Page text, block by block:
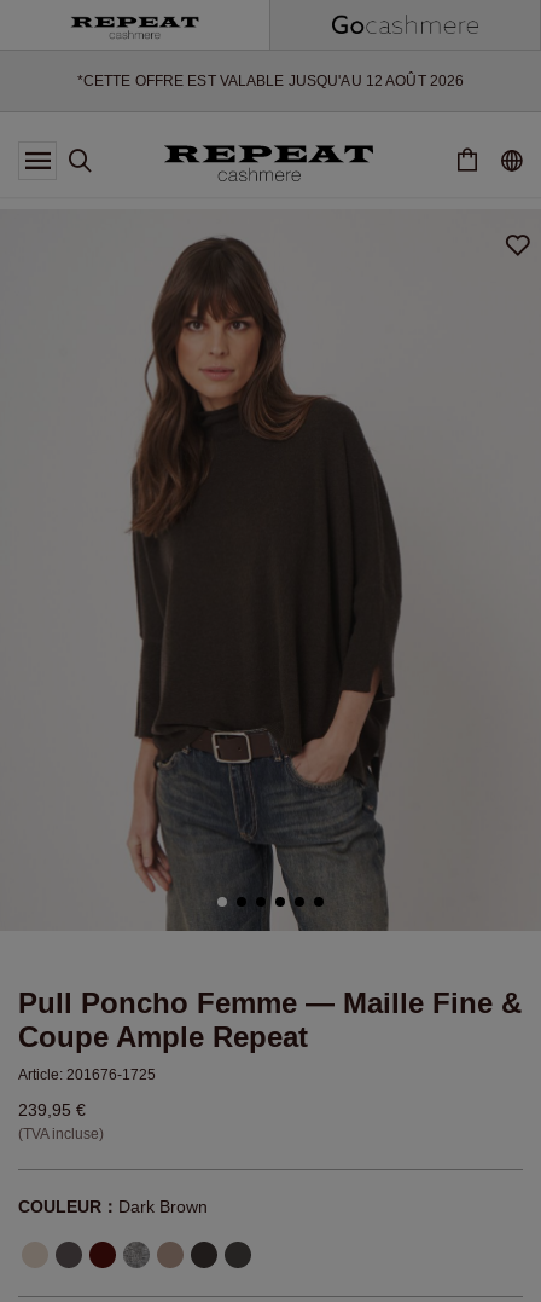
*CETTE OFFRE EST VALABLE JUSQU'AU 12 AOÛT 2026
*NON VALABLE SUR LIMITED EDITION
*EXCEPTIONS PEUVENT S'APPLIQUER
SAISON À VENIR
EXTRA 10% OFF SALE
Pull Poncho Femme — Maille Fine &
Coupe Ample Repeat
Article: 201676-1725
239,95 €
(TVA incluse)
COULEUR： Dark Brown